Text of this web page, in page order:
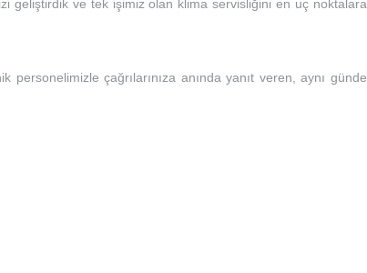
geliştirdik ve tek işimiz olan klima servisliğini en uç noktalara
çağrılarınıza anında yanıt veren, aynı günde